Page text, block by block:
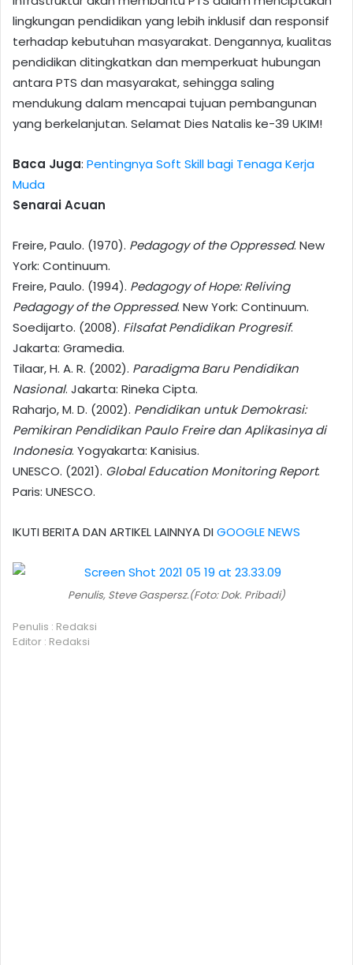
lingkungan pendidikan yang lebih inklusif dan responsif
terhadap kebutuhan masyarakat. Dengannya, kualitas
pendidikan ditingkatkan dan memperkuat hubungan
antara PTS dan masyarakat, sehingga saling
mendukung dalam mencapai tujuan pembangunan
yang berkelanjutan. Selamat Dies Natalis ke-39 UKIM!
Baca Juga: Pentingnya Soft Skill bagi Tenaga Kerja
Muda
Senarai Acuan
Freire, Paulo. (1970). Pedagogy of the Oppressed. New
York: Continuum.
Freire, Paulo. (1994). Pedagogy of Hope: Reliving
Pedagogy of the Oppressed. New York: Continuum.
Soedijarto. (2008). Filsafat Pendidikan Progresif.
Jakarta: Gramedia.
Tilaar, H. A. R. (2002). Paradigma Baru Pendidikan
Nasional. Jakarta: Rineka Cipta.
Raharjo, M. D. (2002). Pendidikan untuk Demokrasi:
Pemikiran Pendidikan Paulo Freire dan Aplikasinya di
Indonesia. Yogyakarta: Kanisius.
UNESCO. (2021). Global Education Monitoring Report.
Paris: UNESCO.
IKUTI BERITA DAN ARTIKEL LAINNYA DIGOOGLE NEWS
Penulis, Steve Gaspersz.(Foto: Dok. Pribadi)
Penulis : Redaksi
Editor : Redaksi